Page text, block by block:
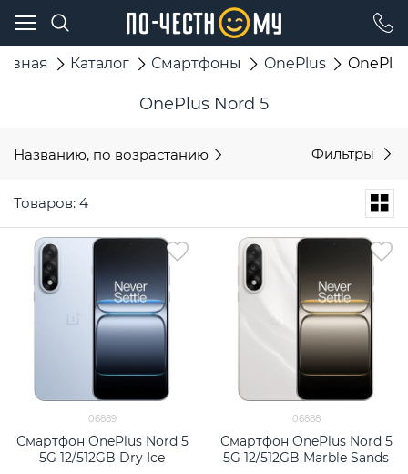
Каталог Смартфоны OnePlus
OnePlus Nord 5
Названию, по возрастанию Фильтры
Товаров: 4
06889
Смартфон OnePlus Nord 5
5G 12/512GB Dry Ice
06888
Смартфон OnePlus Nord 5
5G 12/512GB Marble Sands